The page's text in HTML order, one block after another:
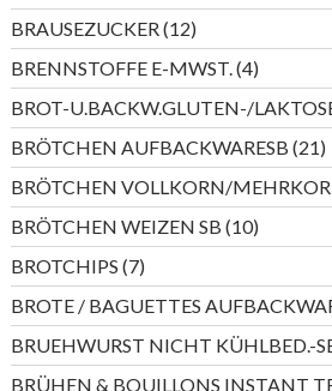
BRAUSEZUCKER 1212
Produkte
BRENNSTOFFE E-MWST. 44
Produkte
BROT-U.BACKW.GLUTEN-/
BRÖTCHEN AUFBACKWARESB 2121
BRÖTCHEN VOLLKORN/
BRÖTCHEN WEIZEN SB 1010
Produkte
BROTCHIPS 77
Produkte
BROTE / BAGUETTES
BRUEHWURST NICHT KÜHLBED.-
BRÜHEN & BOUILLONS INSTANT